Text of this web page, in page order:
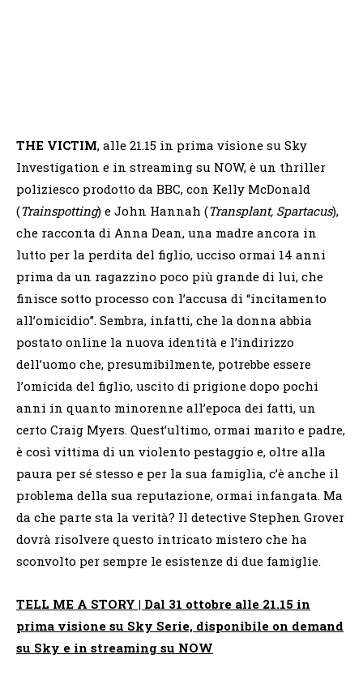
THE VICTIM, alle 21.15 in prima visione su Sky
Investigation e in streaming su NOW, è un thriller
poliziesco prodotto da BBC, con Kelly McDonald
(Trainspotting) e John Hannah (Transplant, Spartacus),
che racconta di Anna Dean, una madre ancora in
lutto per la perdita del figlio, ucciso ormai 14 anni
prima da un ragazzino poco più grande di lui, che
finisce sotto processo con l’accusa di “incitamento
all’omicidio”. Sembra, infatti, che la donna abbia
postato online la nuova identità e l’indirizzo
dell’uomo che, presumibilmente, potrebbe essere
l’omicida del figlio, uscito di prigione dopo pochi
anni in quanto minorenne all’epoca dei fatti, un
certo Craig Myers. Quest’ultimo, ormai marito e padre,
è così vittima di un violento pestaggio e, oltre alla
paura per sé stesso e per la sua famiglia, c’è anche il
problema della sua reputazione, ormai infangata. Ma
da che parte sta la verità? Il detective Stephen Grover
dovrà risolvere questo intricato mistero che ha
sconvolto per sempre le esistenze di due famiglie.
TELL ME A STORY | Dal 31 ottobre alle 21.15 in
prima visione su Sky Serie, disponibile on demand
su Sky e in streaming su NOW